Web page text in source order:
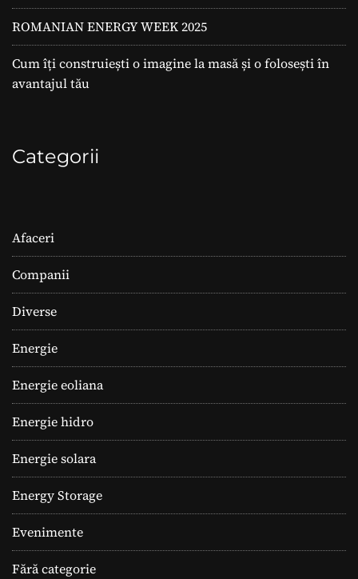
ROMANIAN ENERGY WEEK 2025
Cum îți construiești o imagine la masă și o folosești în
avantajul tău
Categorii
Afaceri
Companii
Diverse
Energie
Energie eoliana
Energie hidro
Energie solara
Energy Storage
Evenimente
Fără categorie